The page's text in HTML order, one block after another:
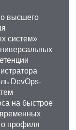
высшего
систем»
DevOps-
на быстрое
профиля